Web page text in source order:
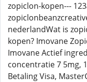
zopiclon-kopen---
nederlandWat is
kopen? Imovane
Imovane Actief
concentratie 7 5mg,
Betaling Visa,